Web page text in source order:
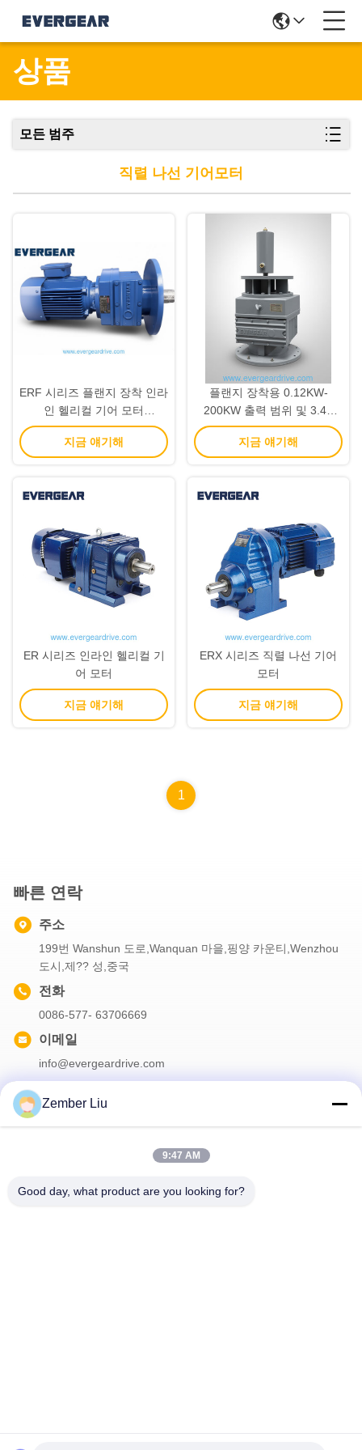
상품
모든 범주
직렬 나선 기어모터
ERF 시리즈 플랜지 장착 인라
인 헬리컬 기어 모터
(0.12KW-200KW 출력 범위
및 3.4–285.61 비율)
지금 얘기해
플랜지 장착용 0.12KW-
200KW 출력 범위 및 3.4–
285.61 기어비의 경제적인
ERF 시리즈 헬리컬 스피드 리
지금 얘기해
ER 시리즈 인라인 헬리컬 기
어 모터
지금 얘기해
ERX 시리즈 직렬 나선 기어
모터
지금 얘기해
1
빠른 연락
주소
199번 Wanshun 도로,Wanquan 마을,핑양 카운티,Wenzhou
도시,제?? 성,중국
전화
0086-577- 63706669
이메일
info@evergeardrive.com
Zember Liu
9:47 AM
Good day, what product are you looking for?